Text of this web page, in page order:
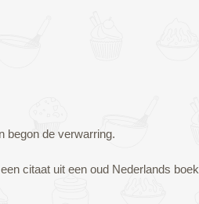
begon de verwarring.
citaat uit een oud Nederlands boek